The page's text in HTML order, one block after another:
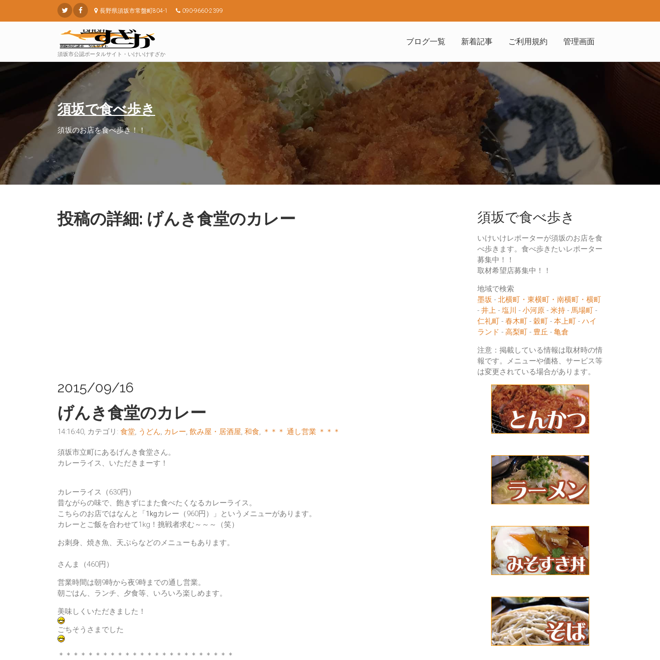
長野県須坂市常盤町804-1 090-9660-2399
須坂市公認ポータルサイト・いけいけすざか
ブログ一覧 新着記事 ご利用規約 管理画面
須坂で食べ歩き
須坂のお店を食べ歩き！！
投稿の詳細: げんき食堂のカレー
2015/09/16
げんき食堂のカレー
14:16:40, カテゴリ: 食堂, うどん, カレー, 飲み屋・居酒屋, 和食, ＊＊＊ 通し営業 ＊＊＊
須坂市立町にあるげんき食堂さん。
カレーライス、いただきまーす！
カレーライス
（630円）
昔ながらの味で、飽きずにまた食べたくなるカレーライス。
こちらのお店ではなんと「1kgカレー （960円）」というメニューがあります。
カレーとご飯を合わせて1kg！挑戦者求む～～～（笑）
お刺身、焼き魚、天ぷらなどのメニューもあります。
さんま （460円）
営業時間は朝9時から夜9時までの通し営業。
朝ごはん、ランチ、夕食等、いろいろ楽しめます。
美味しくいただきました！
ごちそうさまでした
＊＊＊＊＊＊＊＊＊＊＊＊＊＊＊＊＊＊＊＊＊＊＊＊
須坂で食べ歩き
いけいけレポーターが須坂のお店を食
べ歩きます。食べ歩きたいレポーター
募集中！！
取材希望店募集中！！
地域で検索
墨坂 - 北横町・東横町・南横町・横町
- 井上 - 塩川 - 小河原 - 米持 - 馬場町 -
仁礼町 - 春木町 - 穀町 - 本上町 - ハイ
ランド - 高梨町 - 豊丘 - 亀倉
注意：掲載している情報は取材時の情
報です。メニューや価格、サービス等
は変更されている場合があります。